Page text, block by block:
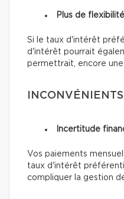
Plus de flexibilité
Si le taux d'intérêt
d'intérêt pourrait
permettrait, encore
Incertitude
Vos paiements
taux d'intérêt
compliquer la gestion